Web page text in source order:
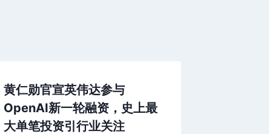
黄仁勋官宣英伟达参与
OpenAI新一轮融资，史上最
大单笔投资引行业关注